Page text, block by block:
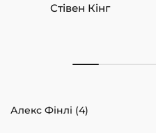
Стівен Кінг
Алекс Фінлі (4)